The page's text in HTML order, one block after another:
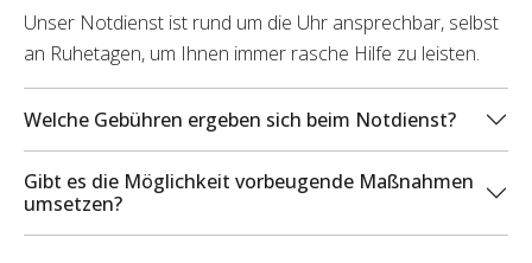
Unser Notdienst ist rund um die Uhr ansprechbar, selbst
an Ruhetagen, um Ihnen immer rasche Hilfe zu leisten.
Welche Gebühren ergeben sich beim Notdienst?
Gibt es die Möglichkeit vorbeugende Maßnahmen
umsetzen?